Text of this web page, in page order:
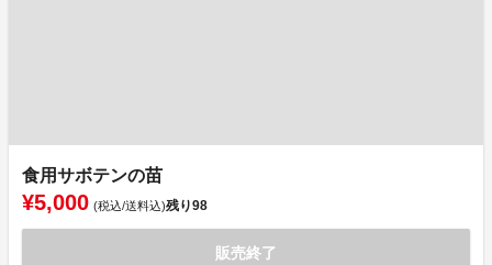
食用サボテンの苗
¥5,000 (税込/送料込)残り98
販売終了